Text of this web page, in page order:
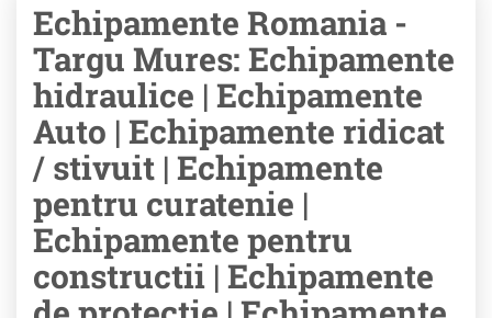
Echipamente Romania -
Targu Mures: Echipamente
hidraulice | Echipamente
Auto | Echipamente ridicat
/ stivuit | Echipamente
pentru curatenie |
Echipamente pentru
constructii | Echipamente